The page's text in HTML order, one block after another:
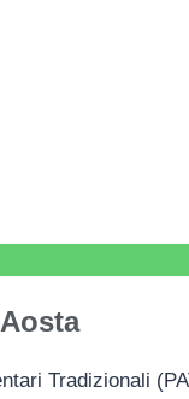
Tradizionali